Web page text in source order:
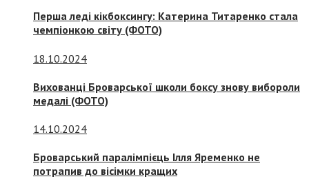
Перша леді кікбоксингу: Катерина Титаренко стала
чемпіонкою світу (ФОТО)
18.10.2024
Вихованці Броварської школи боксу знову вибороли
медалі (ФОТО)
14.10.2024
Броварський паралімпієць Ілля Яременко не
потрапив до вісімки кращих